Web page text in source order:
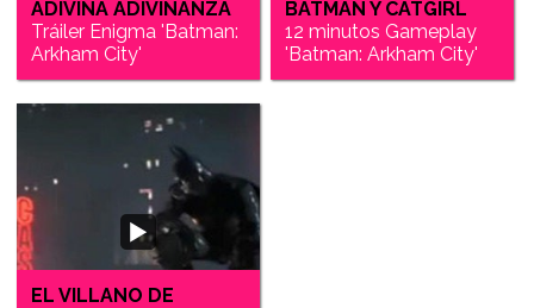
ADIVINA ADIVINANZA
Tráiler Enigma 'Batman:
Arkham City'
BATMAN Y CATGIRL
12 minutos Gameplay
'Batman: Arkham City'
EL VILLANO DE